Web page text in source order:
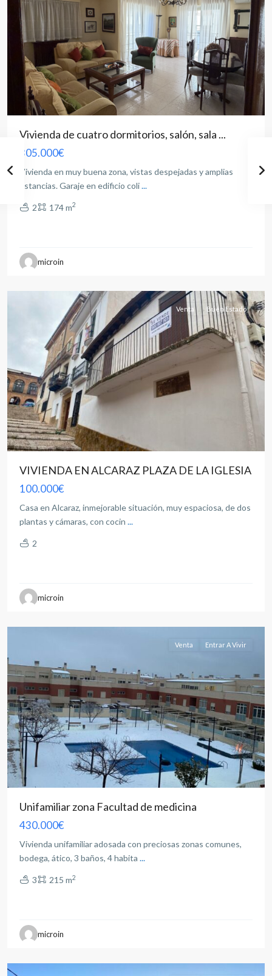
Vivienda de cuatro dormitorios, salón, sala ...
305.000€
Vivienda en muy buena zona, vistas despejadas y amplias
estancias. Garaje en edificio coli...
2 174 m2
microin
all,
Albacete
Venta Buen Estado
VIVIENDA EN ALCARAZ PLAZA DE LA IGLESIA
100.000€
Casa en Alcaraz, inmejorable situación, muy espaciosa, de dos
plantas y cámaras, con cocin ...
2
microin
all,
Albacete
Venta Entrar A Vivir
Unifamiliar zona Facultad de medicina
430.000€
Vivienda unifamiliar adosada con preciosas zonas comunes,
bodega, ático, 3 baños, 4 habita ...
3 215 m2
microin
all,
Albacete